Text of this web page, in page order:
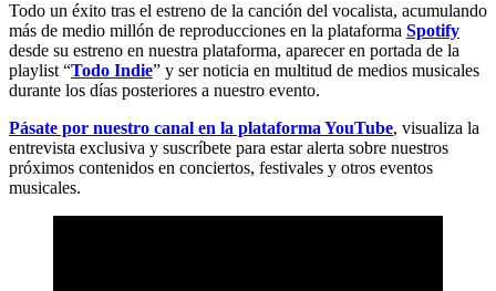
Todo un éxito tras el estreno de la canción del vocalista, acumulando
más de medio millón de reproducciones en la plataforma Spotify
desde su estreno en nuestra plataforma, aparecer en portada de la
playlist “Todo Indie” y ser noticia en multitud de medios musicales
durante los días posteriores a nuestro evento.
Pásate por nuestro canal en la plataforma YouTube, visualiza la
entrevista exclusiva y suscríbete para estar alerta sobre nuestros
próximos contenidos en conciertos, festivales y otros eventos
musicales.